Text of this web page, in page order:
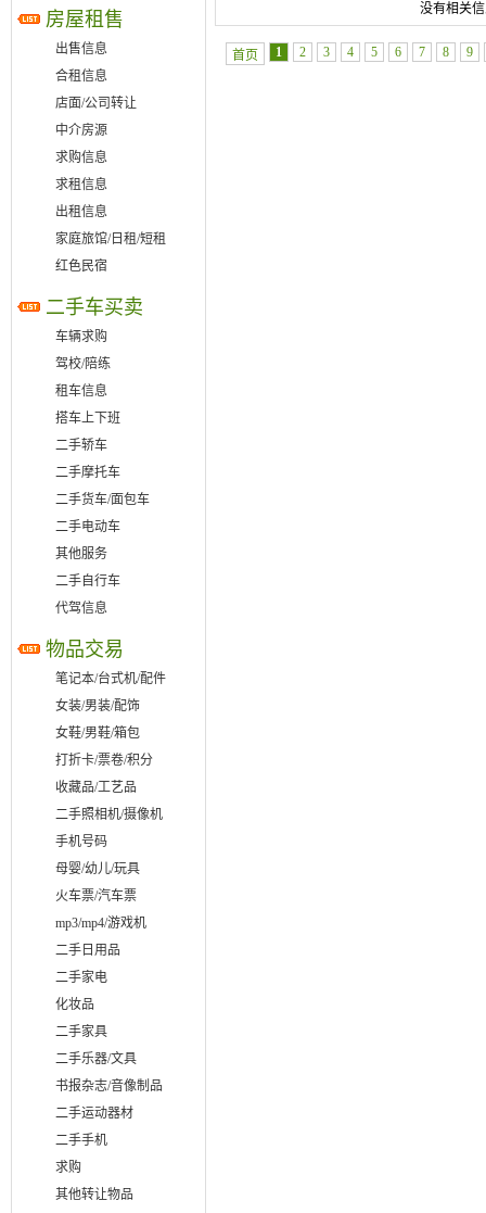
房屋租售
出售信息
合租信息
店面/公司转让
中介房源
求购信息
求租信息
出租信息
家庭旅馆/日租/短租
红色民宿
二手车买卖
车辆求购
驾校/陪练
租车信息
搭车上下班
二手轿车
二手摩托车
二手货车/面包车
二手电动车
其他服务
二手自行车
代驾信息
物品交易
笔记本/台式机/配件
女装/男装/配饰
女鞋/男鞋/箱包
打折卡/票卷/积分
收藏品/工艺品
二手照相机/摄像机
手机号码
母婴/幼儿/玩具
火车票/汽车票
mp3/mp4/游戏机
二手日用品
二手家电
化妆品
二手家具
二手乐器/文具
书报杂志/音像制品
二手运动器材
二手手机
求购
其他转让物品
没有相关
首页 1 2 3 4 5 6 7 8 9